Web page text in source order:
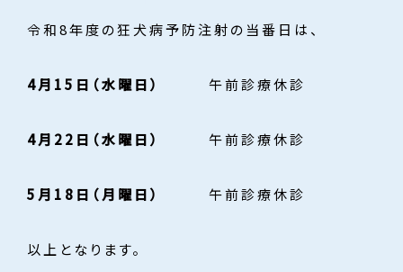
令和8年度の狂犬病予防注射の当番日は、
4月15日（水曜日） 午前診療休診
4月22日（水曜日） 午前診療休診
5月18日（月曜日） 午前診療休診
以上となります。